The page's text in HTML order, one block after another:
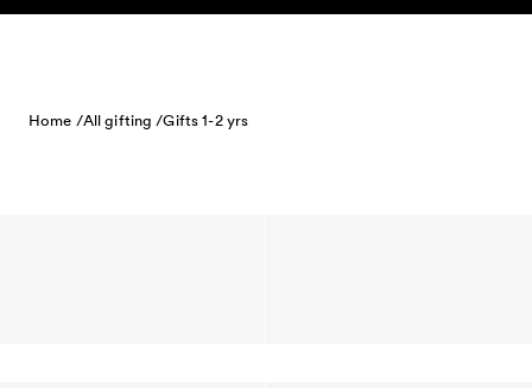
Skip to content
Home /All gifting /Gifts 1-2 yrs